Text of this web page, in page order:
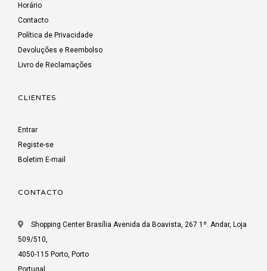
Horário
Contacto
Política de Privacidade
Devoluções e Reembolso
Livro de Reclamações
CLIENTES
Entrar
Registe-se
Boletim E-mail
CONTACTO
Shopping Center Brasília Avenida da Boavista, 267 1º. Andar, Loja
509/510,
4050-115 Porto, Porto
Portugal